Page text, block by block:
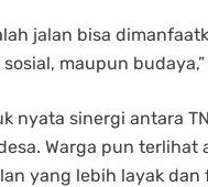
jalan bisa
maupun
nyata sinergi antara
Warga pun terlihat
yang lebih layak dan